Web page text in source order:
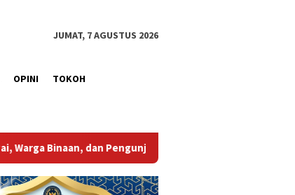
JUMAT, 7 AGUSTUS 2026
OPINI TOKOH
Bupati Muba Sambut Aspirasi Santun Gabungan Lembaga